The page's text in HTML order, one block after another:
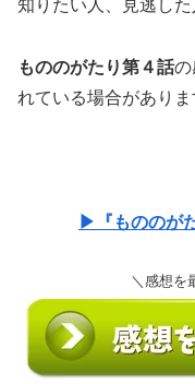
知りたい人、見逃した
もののがたり第４話の
れている場合がありま
▶『もののが
＼感想を